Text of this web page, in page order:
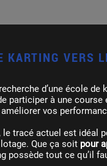
KARTING VERS
d’une école de
participer à une
vos
le tracé actuel est idéal
Que ça soit pour
possède tout ce qu’il